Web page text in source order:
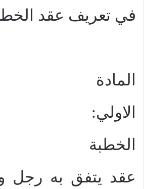
في تعريف عقد
المادة
الاولي:
الخطبة
عقد يتفق به رجل